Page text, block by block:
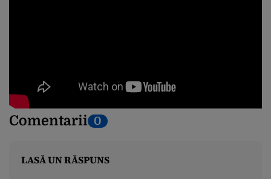
Comentarii 0
LASĂ UN RĂSPUNS